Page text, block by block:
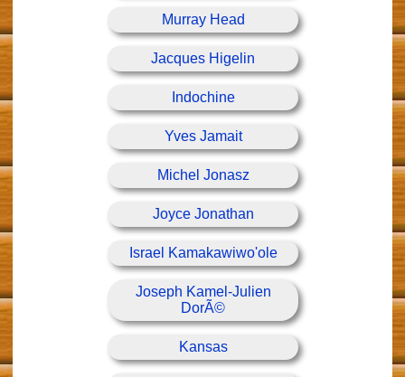
Murray Head
Jacques Higelin
Indochine
Yves Jamait
Michel Jonasz
Joyce Jonathan
Israel Kamakawiwo'ole
Joseph Kamel-Julien
DorÃ©
Kansas